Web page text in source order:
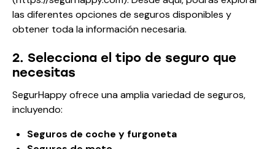
las diferentes opciones de seguros disponibles y
obtener toda la información necesaria.
2. Selecciona el tipo de seguro que
necesitas
SegurHappy ofrece una amplia variedad de seguros,
incluyendo:
Seguros de coche y furgoneta